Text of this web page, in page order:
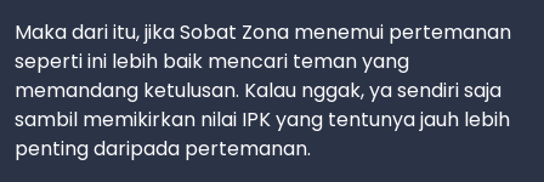
Maka dari itu, jika Sobat Zona menemui pertemanan
seperti ini lebih baik mencari teman yang
memandang ketulusan. Kalau nggak, ya sendiri saja
sambil memikirkan nilai IPK yang tentunya jauh lebih
penting daripada pertemanan.